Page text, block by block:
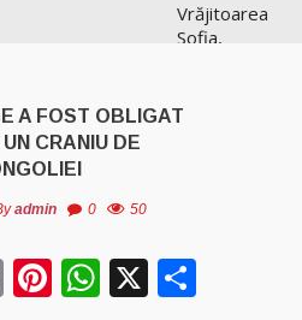
Vrăjitoarea
Sofia,
în lume
Vrăjitoarea
Anastasia
A FOST OBLIGAT
CRANIU DE
admin 0 50
EmailPinterest
WhatsApp
X